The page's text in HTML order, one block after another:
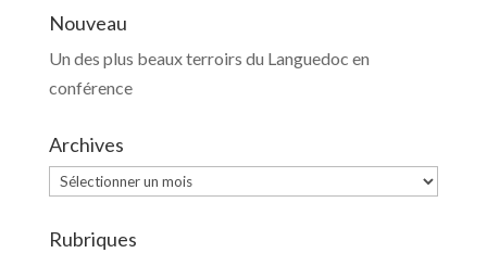
Nouveau
Un des plus beaux terroirs du Languedoc en
conférence
Archives
Archives
Rubriques